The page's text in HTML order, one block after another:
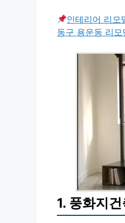
인테리어 리모
동구 용운동 리
1. 풍화지